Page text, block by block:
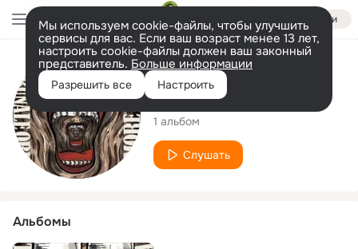
Войти
Мы используем cookie-файлы, чтобы улучшить
сервисы для вас. Если ваш возраст менее 13 лет,
настроить cookie-файлы должен ваш законный
представитель. Больше информации
Разрешить все Настроить
Исполнитель
Tribunale Obhal
1 альбом
Слушать
Альбомы